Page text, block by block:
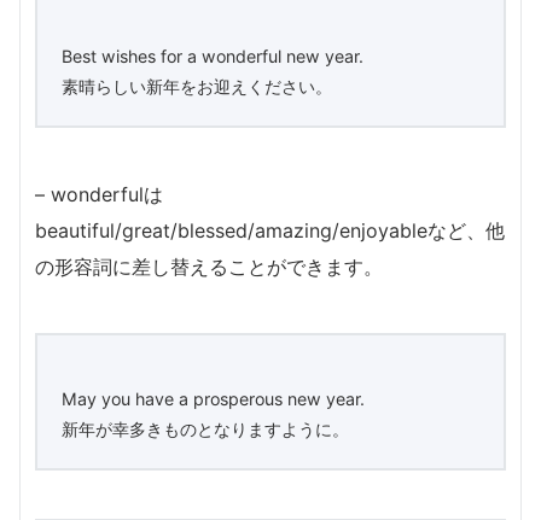
Best wishes for a wonderful new year.
素晴らしい新年をお迎えください。
– wonderfulは
beautiful/great/blessed/amazing/enjoyableなど、他
の形容詞に差し替えることができます。
May you have a prosperous new year.
新年が幸多きものとなりますように。